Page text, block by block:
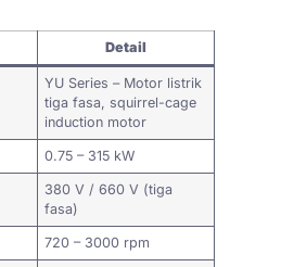
Detail
YU Series – Motor listrik
tiga fasa, squirrel-cage
induction motor
0.75 – 315 kW
380 V / 660 V (tiga
fasa)
720 – 3000 rpm